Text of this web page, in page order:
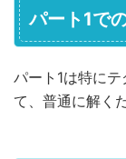
パート1で
パート1は特に
て、普通に解く